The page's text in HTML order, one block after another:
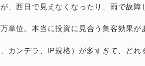
、西日で見えなくなったり、雨で故障
単位。本当に投資に見合う集客効果が
カンデラ、IP規格）が多すぎて、どれ